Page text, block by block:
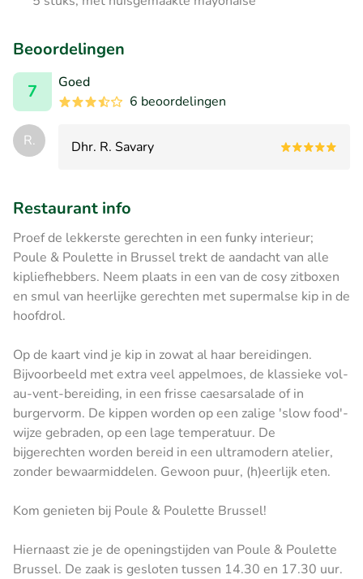
Beoordelingen
7
Goed
6 beoordelingen
R. Dhr. R. Savary
Restaurant info
Proef de lekkerste gerechten in een funky interieur;
Poule & Poulette in Brussel trekt de aandacht van alle
kipliefhebbers. Neem plaats in een van de cosy zitboxen
en smul van heerlijke gerechten met supermalse kip in de
hoofdrol.
Op de kaart vind je kip in zowat al haar bereidingen.
Bijvoorbeeld met extra veel appelmoes, de klassieke vol-
au-vent-bereiding, in een frisse caesarsalade of in
burgervorm. De kippen worden op een zalige 'slow food'-
wijze gebraden, op een lage temperatuur. De
bijgerechten worden bereid in een ultramodern atelier,
zonder bewaarmiddelen. Gewoon puur, (h)eerlijk eten.
Kom genieten bij Poule & Poulette Brussel!
Hiernaast zie je de openingstijden van Poule & Poulette
Brussel. De zaak is gesloten tussen 14.30 en 17.30 uur.